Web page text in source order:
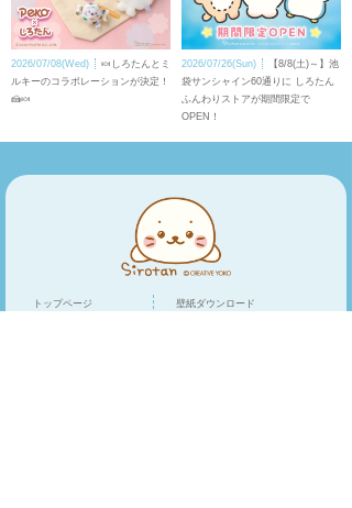
2026/07/08(Wed)
🍬しろたんとミ
ルキーのコラボレーションが決定！
🍰🍬
2026/07/26(Sun)
【8/8(土)～】池
袋サンシャイン60通りに しろたん
ふんわりストアが期間限定で
OPEN！
トップページ 壁紙ダウンロード